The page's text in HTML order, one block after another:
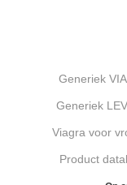
Generiek
Generiek
Viagra voor
Product